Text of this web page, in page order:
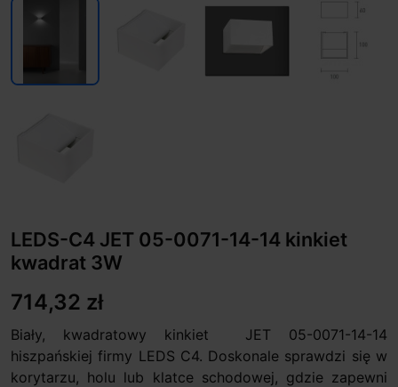
LEDS-C4 JET 05-0071-14-14 kinkiet
kwadrat 3W
714,32 zł
Biały, kwadratowy kinkiet JET 05-0071-14-14
hiszpańskiej firmy LEDS C4. Doskonale sprawdzi się w
korytarzu, holu lub klatce schodowej, gdzie zapewni